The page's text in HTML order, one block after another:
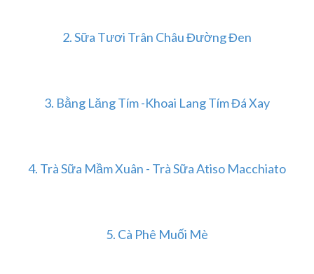
2. Sữa Tươi Trân Châu Đường Đen
3. Bằng Lăng Tím -Khoai Lang Tím Đá Xay
4. Trà Sữa Mầm Xuân - Trà Sữa Atiso Macchiato
5. Cà Phê Muối Mè